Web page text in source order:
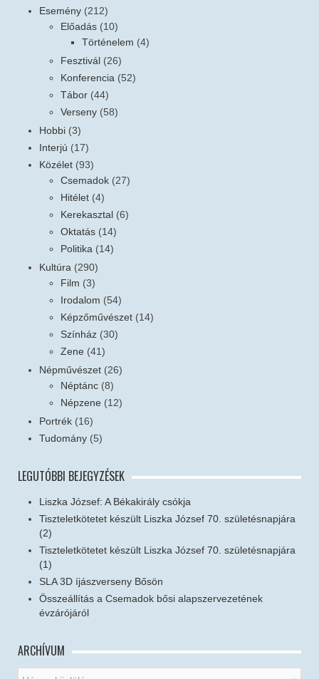
Esemény (212)
Előadás (10)
Történelem (4)
Fesztivál (26)
Konferencia (52)
Tábor (44)
Verseny (58)
Hobbi (3)
Interjú (17)
Közélet (93)
Csemadok (27)
Hitélet (4)
Kerekasztal (6)
Oktatás (14)
Politika (14)
Kultúra (290)
Film (3)
Irodalom (54)
Képzőművészet (14)
Színház (30)
Zene (41)
Népművészet (26)
Néptánc (8)
Népzene (12)
Portrék (16)
Tudomány (5)
LEGUTÓBBI BEJEGYZÉSEK
Liszka József: A Békakirály csókja
Tiszteletkötetet készült Liszka József 70. születésnapjára
(2)
Tiszteletkötetet készült Liszka József 70. születésnapjára
(1)
SLA 3D íjászverseny Bősön
Összeállítás a Csemadok bősi alapszervezetének
évzárójáról
ARCHÍVUM